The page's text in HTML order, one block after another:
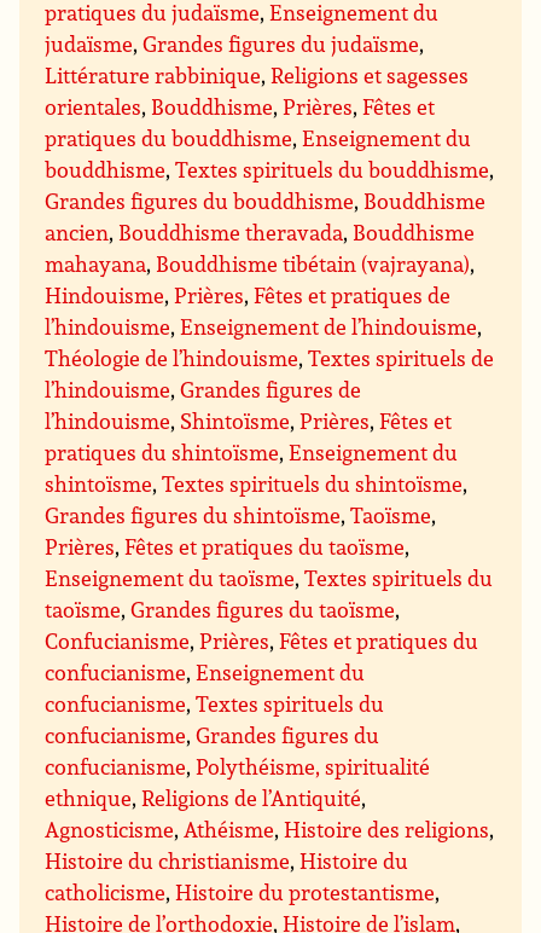
pratiques du judaïsme,Enseignement du
judaïsme,Grandes figures du judaïsme,
Littérature rabbinique,Religions et sagesses
orientales, Bouddhisme,Prières,Fêtes et
pratiques du bouddhisme,Enseignement du
bouddhisme,Textes spirituels du bouddhisme,
Grandes figures du bouddhisme, Bouddhisme
ancien, Bouddhisme theravada, Bouddhisme
mahayana, Bouddhisme tibétain (vajrayana),
Hindouisme,Prières,Fêtes et pratiques de
l’hindouisme,Enseignement de l’hindouisme,
Théologie de l’hindouisme,Textes spirituels de
l’hindouisme,Grandes figures de
l’hindouisme, Shintoïsme,Prières,Fêtes et
pratiques du shintoïsme,Enseignement du
shintoïsme,Textes spirituels du shintoïsme,
Grandes figures du shintoïsme,Taoïsme,
Prières,Fêtes et pratiques du taoïsme,
Enseignement du taoïsme,Textes spirituels du
taoïsme,Grandes figures du taoïsme,
Confucianisme,Prières,Fêtes et pratiques du
confucianisme,Enseignement du
confucianisme,Textes spirituels du
confucianisme,Grandes figures du
confucianisme,Polythéisme, spiritualité
ethnique,Religions de l’Antiquité,
Agnosticisme, Athéisme,Histoire des religions,
Histoire du christianisme,Histoire du
catholicisme,Histoire du protestantisme,
Histoire de l’orthodoxie,Histoire de l’islam,